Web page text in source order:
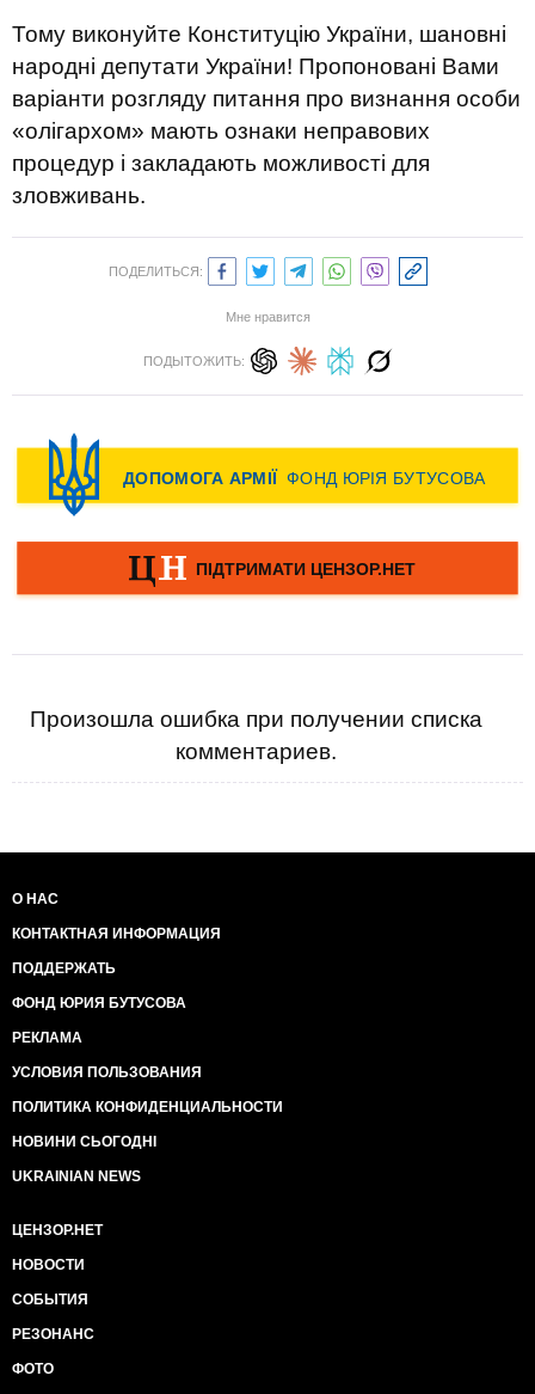
Тому виконуйте Конституцію України, шановні
народні депутати України! Пропоновані Вами
варіанти розгляду питання про визнання особи
«олігархом» мають ознаки неправових
процедур і закладають можливості для
зловживань.
ПОДЕЛИТЬСЯ:
Мне нравится
ПОДЫТОЖИТЬ:
Произошла ошибка при получении списка
комментариев.
О НАС
КОНТАКТНАЯ ИНФОРМАЦИЯ
ПОДДЕРЖАТЬ
ФОНД ЮРИЯ БУТУСОВА
РЕКЛАМА
УСЛОВИЯ ПОЛЬЗОВАНИЯ
ПОЛИТИКА КОНФИДЕНЦИАЛЬНОСТИ
НОВИНИ СЬОГОДНІ
UKRAINIAN NEWS
ЦЕНЗОР.НЕТ
НОВОСТИ
СОБЫТИЯ
РЕЗОНАНС
ФОТО